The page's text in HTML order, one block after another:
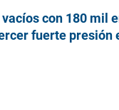
con 180 mil
fuerte presión